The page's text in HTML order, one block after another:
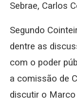
Sebrae, Carlos
Segundo
dentre as
com o poder
a comissão de
discutir o Marco